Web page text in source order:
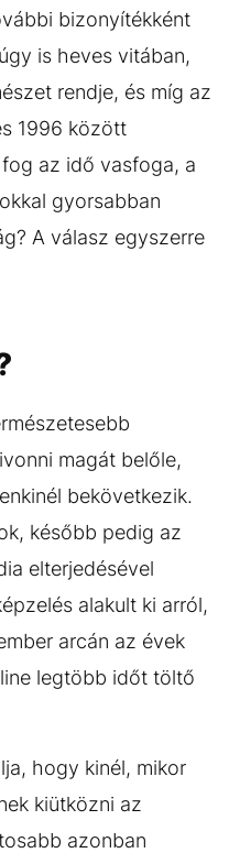
bizonyítékként
is heves vitában,
rendje, és míg az
1996 között
az idő vasfoga, a
gyorsabban
A válasz egyszerre
magát belőle,
bekövetkezik.
később pedig az
elterjedésével
alakult ki arról,
arcán az évek
legtöbb időt töltő
hogy kinél, mikor
kiütközni az
azonban